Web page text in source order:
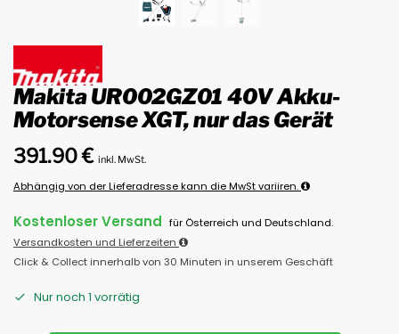
Makita UR002GZ01 40V Akku-
Motorsense XGT, nur das Gerät
391.90€ inkl. MwSt.
Abhängig von der Lieferadresse kann die MwSt variiren.
Kostenloser Versand für Österreich und Deutschland.
Versandkosten und Lieferzeiten
Click & Collect innerhalb von 30 Minuten in unserem Geschäft
Nur noch 1 vorrätig